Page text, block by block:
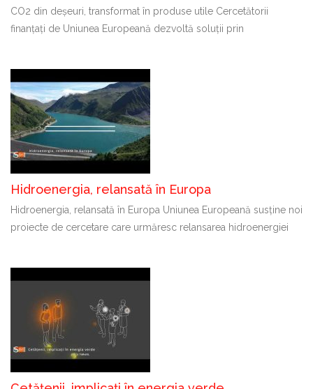
CO2 din deșeuri, transformat în produse utile Cercetătorii
finanțați de Uniunea Europeană dezvoltă soluții prin
Hidroenergia, relansată în Europa
Hidroenergia, relansată în Europa Uniunea Europeană susține noi
proiecte de cercetare care urmăresc relansarea hidroenergiei